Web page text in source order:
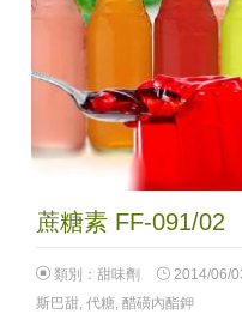
蔗糖素 FF-091/02
類別： 甜味劑 2014/06/
斯巴甜, 代糖, 醋磺內酯鉀